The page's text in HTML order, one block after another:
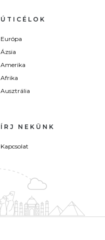
ÚTICÉLOK
Európa
Ázsia
Amerika
Afrika
Ausztrália
ÍRJ NEKÜNK
Kapcsolat